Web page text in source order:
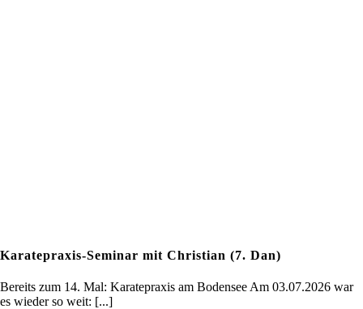
Karatepraxis-Seminar mit Christian (7. Dan)
Bereits zum 14. Mal: Karatepraxis am Bodensee Am 03.07.2026 war
es wieder so weit: [...]